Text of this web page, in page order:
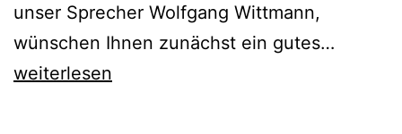
unser Sprecher Wolfgang Wittmann,
wünschen Ihnen zunächst ein gutes…
weiterlesen